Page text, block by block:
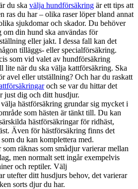
du ska välja hundförsäkring är ett tips att
ras du har – olika raser löper bland annat
sjukdomar och skador. Du behöver
om din hund ska användas för
eller jakt. I dessa fall kan det
tilläggs- eller specialförsäkring.
som vid valet av hundförsäkring
lite när du ska välja kattförsäkring. Ska
avel eller utställning? Och har du raskatt
och se var du hittar det
just dig och ditt husdjur.
hästförsäkring grundar sig mycket i
som hästen är tänkt till. Du kan
hästförsäkringar för ridhäst,
Även för hästförsäkring finns det
du kan komplettera med.
räknas som smådjur varierar mellan
men normalt sett ingår exempelvis
och reptiler. Välj
utefter ditt husdjurs behov, det varierar
sorts djur du har.